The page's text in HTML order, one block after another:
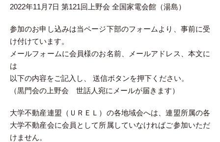
2022年11月7日 第121回上野会 全国家電会館（湯島）
参加のお申し込みは当ページ下部のフォームより、事前に受
け付けています。
メールフォームに会員様のお名前、メールアドレス、本文に
は
以下の内容をご記入し、 送信ボタンを押下ください。
（黒門会の上野会 世話人宛にメールが届きます）
大学不動産連盟（ＵＲＥＬ）の各地域会へは、連盟所属の各
大学不動産会に会員として所属していなければご参加いただ
けません。